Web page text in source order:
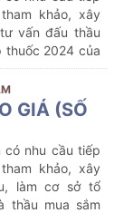
khảo, xây
vấn đấu thầu
thuốc 2024 của
(lần 8) (gồm 01
GIÁ (SỐ
có nhu cầu tiếp
khảo, xây
làm cơ sở tổ
thầu mua sắm